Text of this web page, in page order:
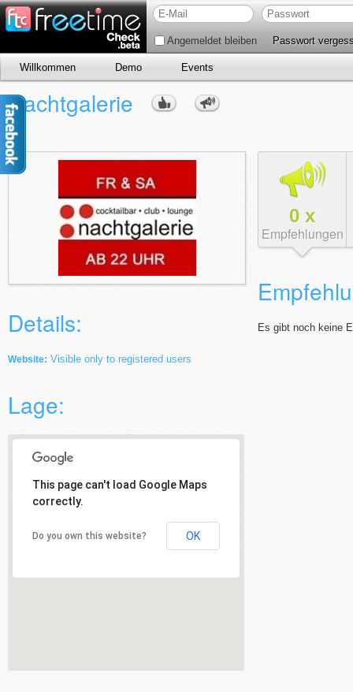
Angemeldet bleiben Passwort
Willkommen Demo Events
Nachtgalerie
Details:
Website: Visible only to registered users
Lage:
This page can't load Google Maps
correctly.
Do you own this website? OK
0 x
Empfehlungen
Es gibt noch keine